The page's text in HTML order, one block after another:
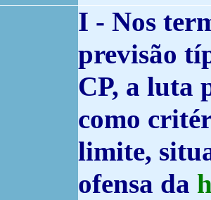
I - Nos
previsão
CP, a luta
como
limite,
ofensa da